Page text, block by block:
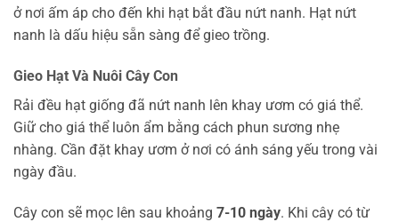
ở nơi ấm áp cho đến khi hạt bắt đầu nứt nanh. Hạt nứt
nanh là dấu hiệu sẵn sàng để gieo trồng.
Gieo Hạt Và Nuôi Cây Con
Rải đều hạt giống đã nứt nanh lên khay ươm có giá thể.
Giữ cho giá thể luôn ẩm bằng cách phun sương nhẹ
nhàng. Cần đặt khay ươm ở nơi có ánh sáng yếu trong vài
ngày đầu.
Cây con sẽ mọc lên sau khoảng 7-10 ngày. Khi cây có từ